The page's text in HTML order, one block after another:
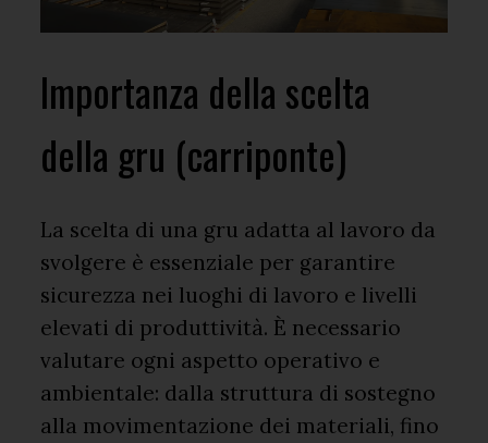
Importanza della scelta
della gru (carriponte)
La scelta di una gru adatta al lavoro da
svolgere è essenziale per garantire
sicurezza nei luoghi di lavoro e livelli
elevati di produttività. È necessario
valutare ogni aspetto operativo e
ambientale: dalla struttura di sostegno
alla movimentazione dei materiali, fino